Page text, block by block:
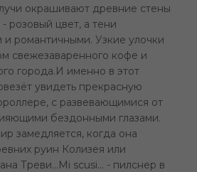
окрашивают древние стены
розовый цвет, а тени
и романтичными. Узкие улочки
свежезаваренного кофе и
города.И именно в этот
увидеть прекрасную
с развевающимися от
бездонными глазами.
замедляется, когда она
руин Колизея или
Треви...Mi scusi... - пилснер в